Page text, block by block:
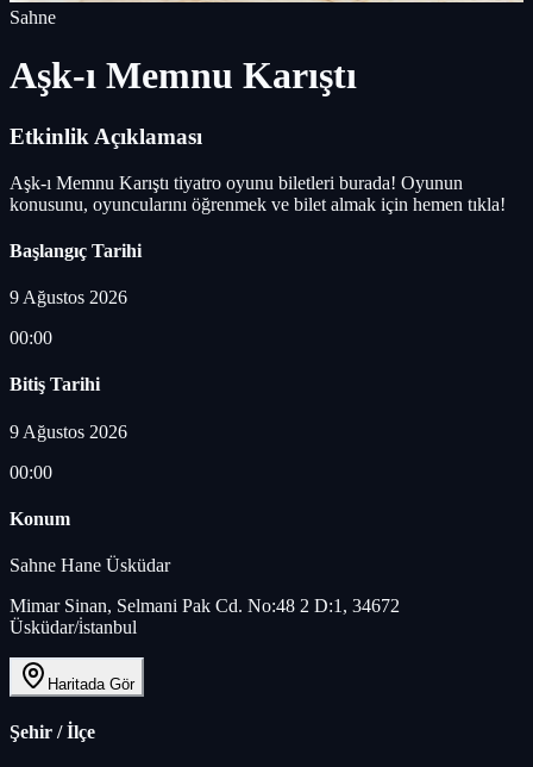
Sahne
Aşk-ı Memnu Karıştı
Etkinlik Açıklaması
Aşk-ı Memnu Karıştı tiyatro oyunu biletleri burada! Oyunun
konusunu, oyuncularını öğrenmek ve bilet almak için hemen tıkla!
Başlangıç Tarihi
9 Ağustos 2026
00:00
Bitiş Tarihi
9 Ağustos 2026
00:00
Konum
Sahne Hane Üsküdar
Mimar Sinan, Selmani Pak Cd. No:48 2 D:1, 34672
Üsküdar/i̇stanbul
Haritada Gör
Şehir / İlçe